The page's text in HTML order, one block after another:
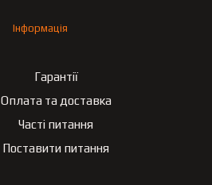
Інформація
Гарантії
Оплата та доставка
Часті питання
Поставити питання